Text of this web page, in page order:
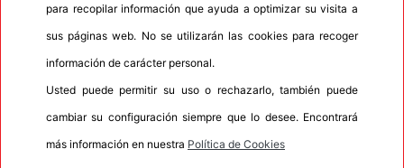
No
Banda blanca No
No
Calidad BUDGET
No
para recopilar información que ayuda a optimizar su visita a
sus páginas web. No se utilizarán las cookies para recoger
información de carácter personal.
Usted puede permitir su uso o rechazarlo, también puede
cambiar su configuración siempre que lo desee. Encontrará
más información en nuestra Política de Cookies